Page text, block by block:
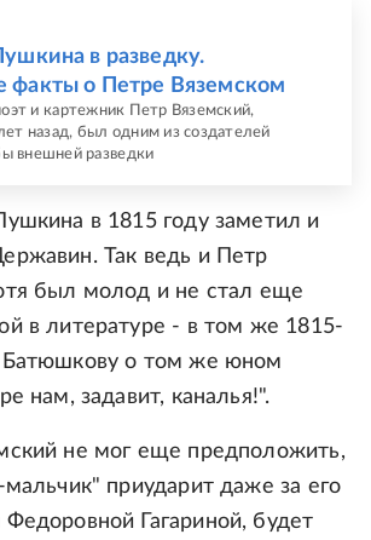
в разведку.
факты о Петре Вяземском
и картежник Петр Вяземский,
назад, был одним из создателей
внешней разведки
в 1815 году заметил и
Так ведь и Петр
был молод и не стал еще
в литературе - в том же 1815-
Батюшкову о том же юном
нам, задавит, каналья!".
не мог еще предположить,
мальчик" приударит даже за его
Гагариной, будет